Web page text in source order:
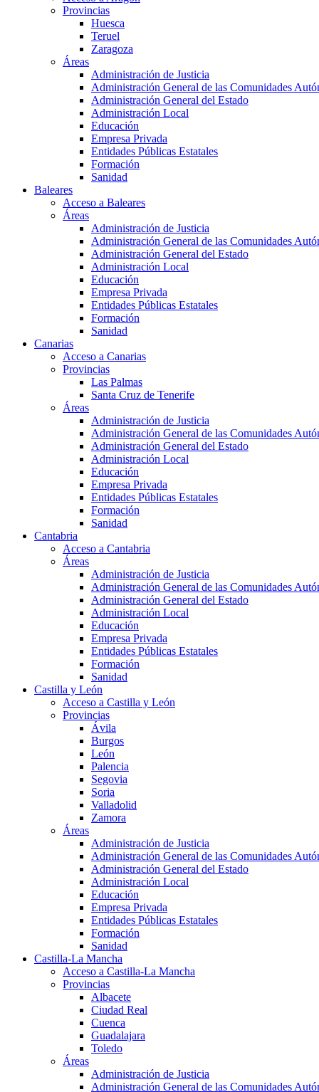
Provincias
Huesca
Teruel
Zaragoza
Áreas
Administración de Justicia
Administración General de las Comunidades
Administración General del Estado
Administración Local
Educación
Empresa Privada
Entidades Públicas Estatales
Formación
Sanidad
Baleares
Acceso a Baleares
Áreas
Administración de Justicia
Administración General de las Comunidades
Administración General del Estado
Administración Local
Educación
Empresa Privada
Entidades Públicas Estatales
Formación
Sanidad
Canarias
Acceso a Canarias
Provincias
Las Palmas
Santa Cruz de Tenerife
Áreas
Administración de Justicia
Administración General de las Comunidades
Administración General del Estado
Administración Local
Educación
Empresa Privada
Entidades Públicas Estatales
Formación
Sanidad
Cantabria
Acceso a Cantabria
Áreas
Administración de Justicia
Administración General de las Comunidades
Administración General del Estado
Administración Local
Educación
Empresa Privada
Entidades Públicas Estatales
Formación
Sanidad
Castilla y León
Acceso a Castilla y León
Provincias
Ávila
Burgos
León
Palencia
Segovia
Soria
Valladolid
Zamora
Áreas
Administración de Justicia
Administración General de las Comunidades
Administración General del Estado
Administración Local
Educación
Empresa Privada
Entidades Públicas Estatales
Formación
Sanidad
Castilla-La Mancha
Acceso a Castilla-La Mancha
Provincias
Albacete
Ciudad Real
Cuenca
Guadalajara
Toledo
Áreas
Administración de Justicia
Administración General de las Comunidades